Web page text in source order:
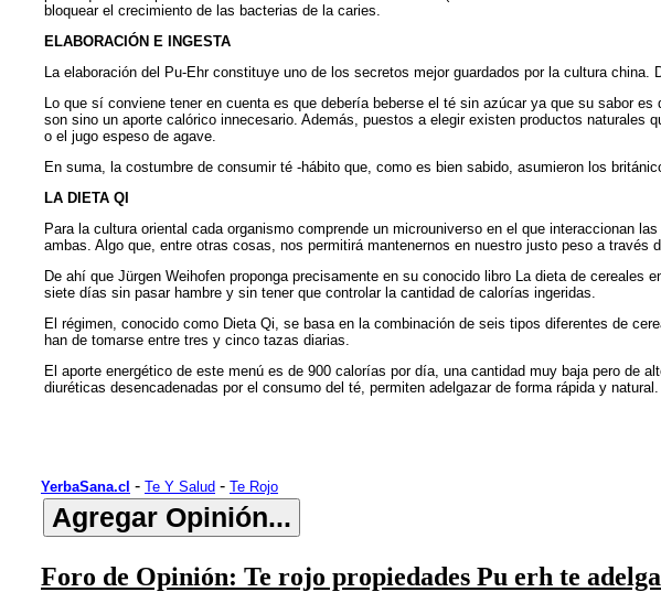
bloquear el crecimiento de las bacterias de la caries.
ELABORACIÓN E INGESTA
La elaboración del Pu-Ehr constituye uno de los secretos mejor guardados por la cultura
Lo que sí conviene tener en cuenta es que debería beberse el té sin azúcar ya que su sabor
son sino un aporte calórico innecesario. Además, puestos a elegir existen productos
o el jugo espeso de agave.
En suma, la costumbre de consumir té -hábito que, como es bien sabido, asumieron los
LA DIETA QI
Para la cultura oriental cada organismo comprende un microuniverso en el que interaccionan
ambas. Algo que, entre otras cosas, nos permitirá mantenernos en nuestro justo peso a través
De ahí que Jürgen Weihofen proponga precisamente en su conocido libro La dieta de
siete días sin pasar hambre y sin tener que controlar la cantidad de calorías ingeridas.
El régimen, conocido como Dieta Qi, se basa en la combinación de seis tipos diferentes de
han de tomarse entre tres y cinco tazas diarias.
El aporte energético de este menú es de 900 calorías por día, una cantidad muy baja pero de
diuréticas desencadenadas por el consumo del té, permiten adelgazar de forma rápida y
YerbaSana.cl - Te Y Salud - Te Rojo
Foro de Opinión: Te rojo propiedades Pu erh te